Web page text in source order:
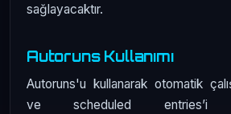
sağlayacaktır.
Autoruns Kullanımı
Autoruns'u kullanarak otomatik
ve scheduled entries’i